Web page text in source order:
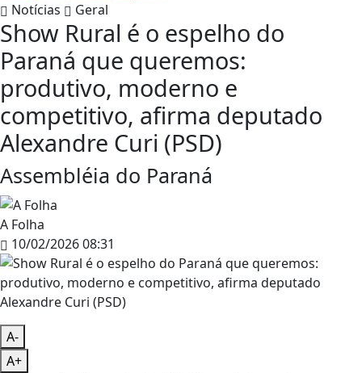
Notícias Geral
Show Rural é o espelho do
Paraná que queremos:
produtivo, moderno e
competitivo, afirma deputado
Alexandre Curi (PSD)
Assembléia do Paraná
A Folha
10/02/2026 08:31
A-
A+